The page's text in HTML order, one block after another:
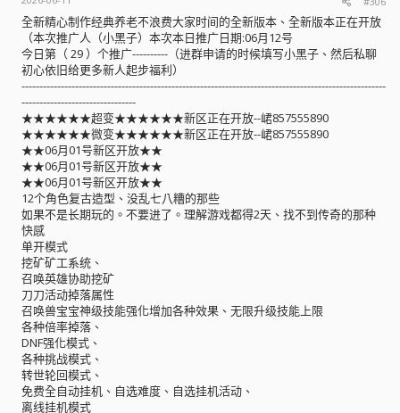
全新精心制作经典养老不浪费大家时间的全新版本、全新版本正在开放
（本次推广人（小黑子）本次本日推广日期:06月12号
今日第（ 29 ）个推广----------（进群申请的时候填写小黑子、然后私聊
初心依旧给更多新人起步福利）
------------------------------------------------------------------------------------------------------
--------------------------------
★★★★★★超变★★★★★★新区正在开放--峮857555890
★★★★★★微变★★★★★★新区正在开放--峮857555890
★★06月01号新区开放★★
★★06月01号新区开放★★
★★06月01号新区开放★★
12个角色复古造型、没乱七八糟的那些
如果不是长期玩的。不要进了。理解游戏都得2天、找不到传奇的那种
快感
单开模式
挖矿矿工系统、
召唤英雄协助挖矿
刀刀活动掉落属性
召唤兽宝宝神级技能强化增加各种效果、无限升级技能上限
各种倍率掉落、
DNF强化模式、
各种挑战模式、
转世轮回模式、
免费全自动挂机、自选难度、自选挂机活动、
离线挂机模式